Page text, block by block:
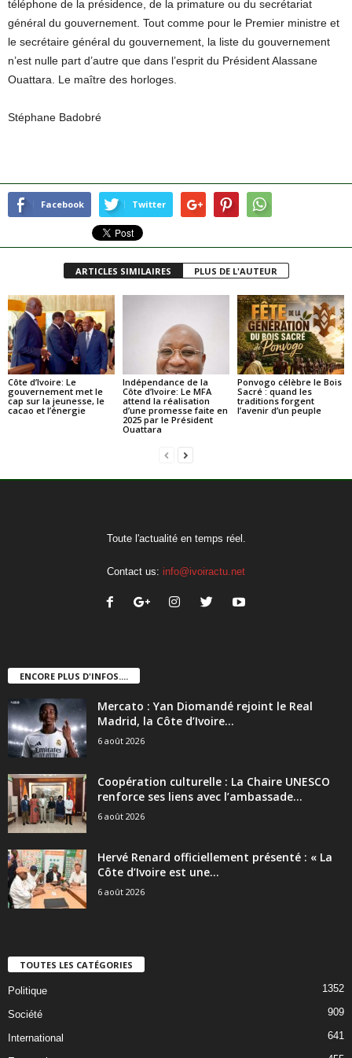
téléphone de la présidence, de la primature ou du secrétariat
général du gouvernement. Tout comme pour le Premier ministre et
le secrétaire général du gouvernement, la liste du gouvernement
n’est nulle part d’autre que dans l’esprit du Président Alassane
Ouattara. Le maître des horloges.
Stéphane Badobré
Facebook Twitter
ARTICLES SIMILAIRES PLUS DE L'AUTEUR
Côte d’Ivoire: Le
gouvernement met le
cap sur la jeunesse, le
cacao et l’énergie
Indépendance de la
Côte d’Ivoire: Le MFA
attend la réalisation
d’une promesse faite en
2025 par le Président
Ouattara
Ponvogo célèbre le Bois
Sacré : quand les
traditions forgent
l’avenir d’un peuple
Toute l'actualité en temps réel.
Contact us: info@ivoiractu.net
ENCORE PLUS D'INFOS....
Mercato : Yan Diomandé rejoint le Real
Madrid, la Côte d’Ivoire...
6 août 2026
Coopération culturelle : La Chaire UNESCO
renforce ses liens avec l’ambassade...
6 août 2026
Hervé Renard officiellement présenté : « La
Côte d’Ivoire est une...
6 août 2026
TOUTES LES CATÉGORIES
Politique 1352
Société 909
International 641